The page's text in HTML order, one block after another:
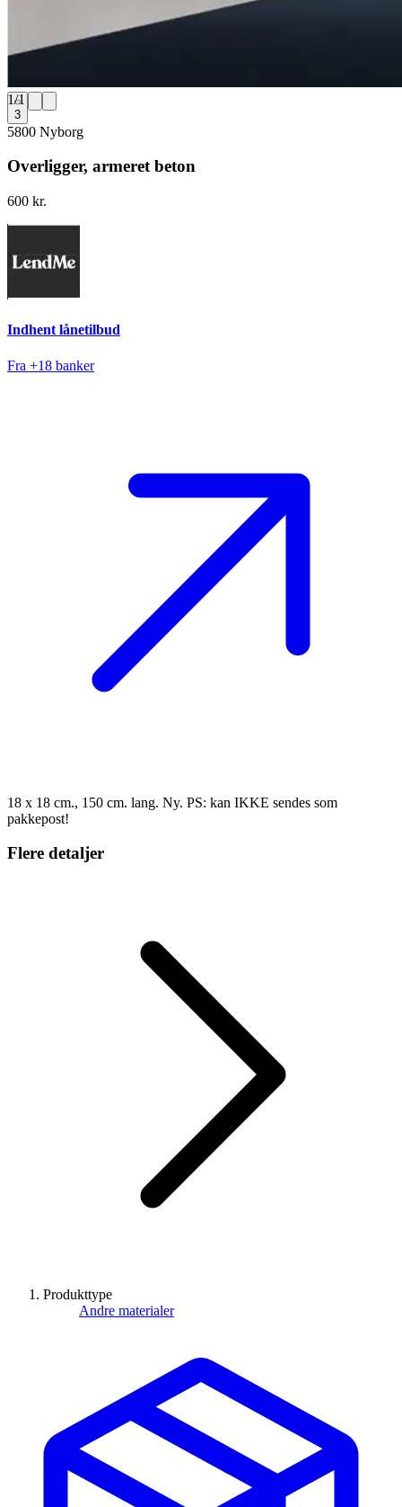
1/1
3
5800 Nyborg
Overligger, armeret beton
600 kr.
Indhent lånetilbud
Fra +18 banker
18 x 18 cm., 150 cm. lang. Ny. PS: kan IKKE sendes som
pakkepost!
Flere detaljer
Produkttype
Andre materialer